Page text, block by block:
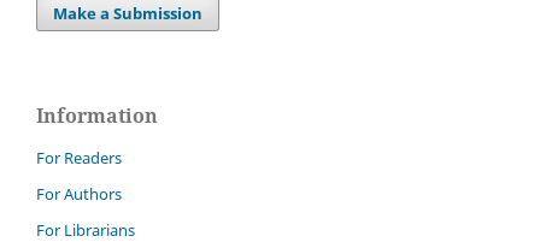
Make a Submission
Information
For Readers
For Authors
For Librarians